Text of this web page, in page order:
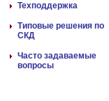
Техподдержка
Типовые решения по
СКД
Часто задаваемые
вопросы